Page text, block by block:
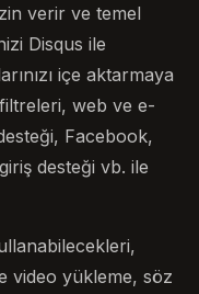
verir ve temel
Disqus ile
içe aktarmaya
web ve e-
Facebook,
desteği vb. ile
video yükleme, söz